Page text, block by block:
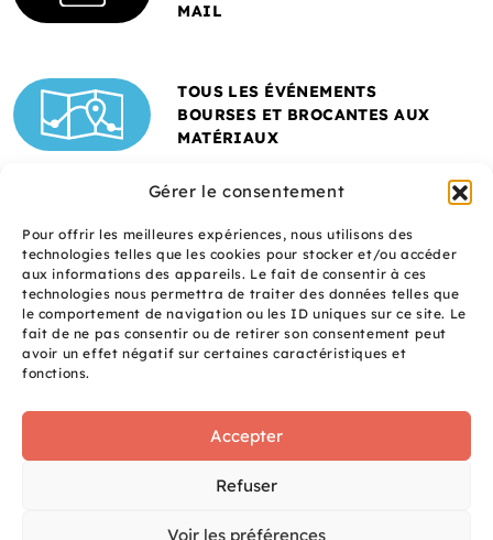
Gérer le consentement
Pour offrir les meilleures expériences, nous utilisons des
technologies telles que les cookies pour stocker et/ou accéder
aux informations des appareils. Le fait de consentir à ces
technologies nous permettra de traiter des données telles que
le comportement de navigation ou les ID uniques sur ce site. Le
fait de ne pas consentir ou de retirer son consentement peut
avoir un effet négatif sur certaines caractéristiques et
fonctions.
Accepter
Refuser
Voir les préférences
MAIL
TOUS LES ÉVÉNEMENTS
BOURSES ET BROCANTES AUX
MATÉRIAUX
Un site réalisé avec
siteS
é
q
uaNe